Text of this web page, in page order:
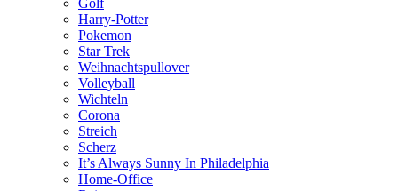
Golf
Harry-Potter
Pokemon
Star Trek
Weihnachtspullover
Volleyball
Wichteln
Corona
Streich
Scherz
It’s Always Sunny In Philadelphia
Home-Office